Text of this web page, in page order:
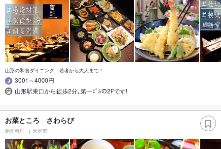
山形の和食ダイニング 若者から大人まで！
3001～4000円
山形駅東口から徒歩2分｡第一ﾋﾞﾙの2Fです!
お菜ところ さわらび
創作料理 米沢市